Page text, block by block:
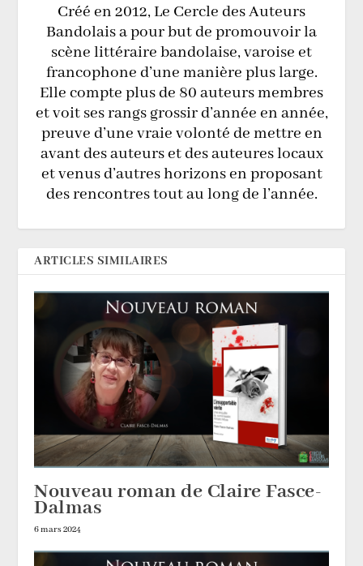
Créé en 2012, Le Cercle des Auteurs
Bandolais a pour but de promouvoir la
scène littéraire bandolaise, varoise et
francophone d’une manière plus large.
Elle compte plus de 80 auteurs membres
et voit ses rangs grossir d’année en année,
preuve d’une vraie volonté de mettre en
avant des auteurs et des auteures locaux
et venus d’autres horizons en proposant
des rencontres tout au long de l’année.
ARTICLES SIMILAIRES
Nouveau roman de Claire Fasce-
Dalmas
6 mars 2024